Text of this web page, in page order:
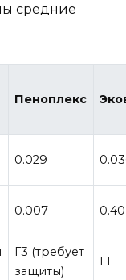
средние
Пеноплекс
0.029
0.007 0.40
Г3 (требует
защиты)
Г1